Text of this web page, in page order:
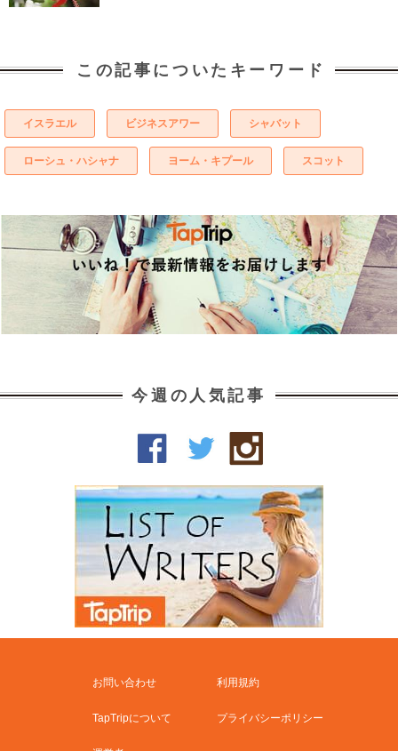
この記事についたキーワード
イスラエル ビジネスアワー シャバット
ローシュ・ハシャナ ヨーム・キプール スコット
今週の人気記事
お問い合わせ 利用規約
TapTripについて プライバシーポリシー